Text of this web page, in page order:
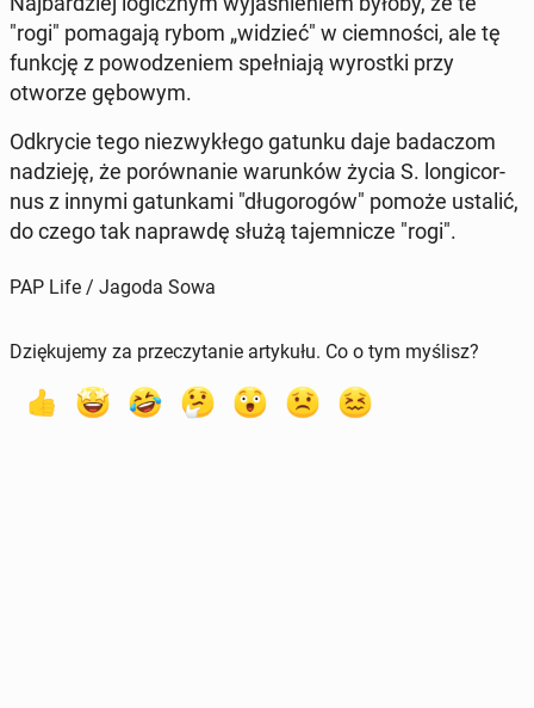
"rogi" po­ma­ga­ją rybom „widzieć" w ciem­no­ści, ale tę
funkcję z po­wo­dze­niem speł­nia­ją wy­rost­ki przy
otworze gębowym.
Od­kry­cie tego nie­zwy­kłe­go gatunku daje ba­da­czom
na­dzie­ję, że po­rów­na­nie wa­run­ków życia S. lon­gi­cor­
nus z innymi ga­tun­ka­mi "dłu­go­ro­gów" pomoże ustalić,
do czego tak na­praw­dę służą ta­jem­ni­cze "rogi".
PAP Life / Jagoda Sowa
Dziękujemy za przeczytanie artykułu. Co o tym myślisz?